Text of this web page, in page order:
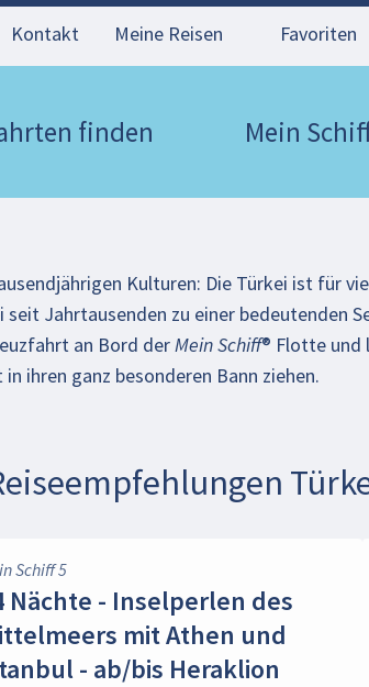
Kontakt Meine Reisen Favoriten
finden Mein
Kulturen: Die Türkei ist für
Jahrtausenden zu einer bedeutenden
an Bord derMein Schiff® Flotte und
ihren ganz besonderen Bann ziehen.
Schiff 5
Nächte - Inselperlen des
mit Athen und
- ab/bis Heraklion